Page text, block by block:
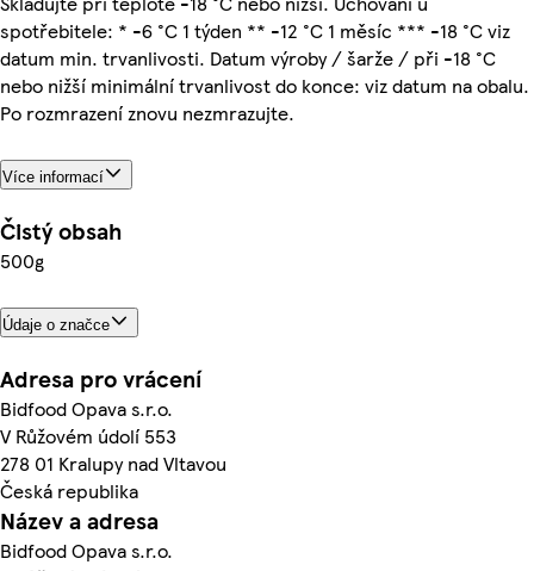
spotřebitele: * -6 °C 1 týden ** -12 °C 1 měsíc *** -18 °C viz
datum min. trvanlivosti. Datum výroby / šarže / při -18 °C
nebo nižší minimální trvanlivost do konce: viz datum na obalu.
Po rozmrazení znovu nezmrazujte.
Více informací
Čistý obsah
500g
Údaje o značce
Adresa pro vrácení
Bidfood Opava s.r.o.
V Růžovém údolí 553
278 01 Kralupy nad Vltavou
Česká republika
Název a adresa
Bidfood Opava s.r.o.